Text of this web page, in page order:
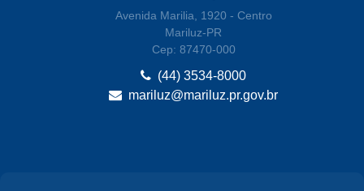
Avenida Marilia, 1920 - Centro
Mariluz-PR
Cep: 87470-000
(44) 3534-8000
mariluz@mariluz.pr.gov.br